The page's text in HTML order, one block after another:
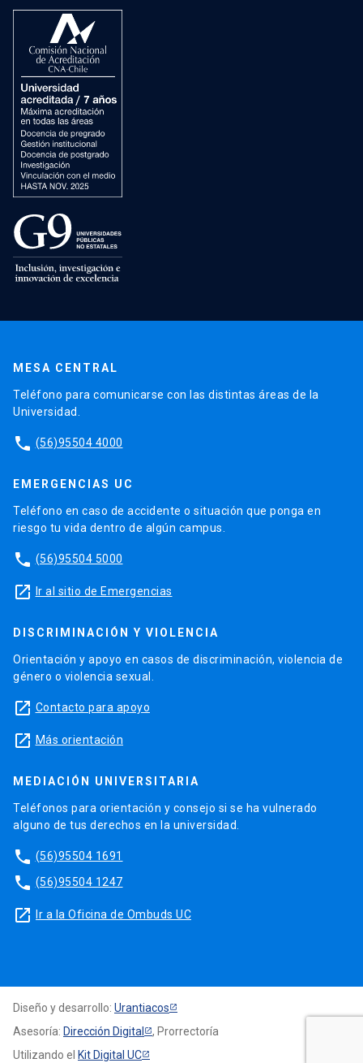
MESA CENTRAL
Teléfono para comunicarse con las distintas áreas de la
Universidad.
phone (56)95504 4000
EMERGENCIAS UC
Teléfono en caso de accidente o situación que ponga en
riesgo tu vida dentro de algún campus.
phone (56)95504 5000
launch Ir al sitio de Emergencias
DISCRIMINACIÓN Y VIOLENCIA
Orientación y apoyo en casos de discriminación, violencia de
género o violencia sexual.
launch Contacto para apoyo
launch Más orientación
MEDIACIÓN UNIVERSITARIA
Teléfonos para orientación y consejo si se ha vulnerado
alguno de tus derechos en la universidad.
phone (56)95504 1691
phone (56)95504 1247
launch Ir a la Oficina de Ombuds UC
Diseño y desarrollo: Urantiacos
Asesoría: Dirección Digital
, Prorrectoría
Utilizando el Kit Digital UC